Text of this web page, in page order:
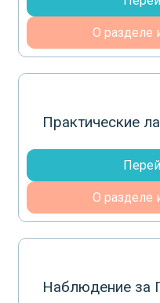
О разделе
Практические
О разделе
Наблюдение за